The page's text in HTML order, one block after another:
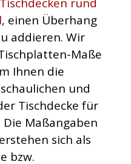
, einen Überhang
addieren. Wir
Maße
Ihnen die
und
Tischdecke für
Maßangaben
sich als
bzw.